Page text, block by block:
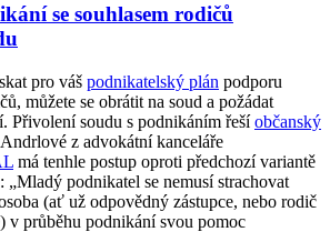
se souhlasem rodičů
pro váš podnikatelský plán podporu
můžete se obrátit na soud a požádat
Přivolení soudu s podnikáním řešíobčanský
z advokátní kanceláře
má tenhle postup oproti předchozí variantě
: „Mladý podnikatel se nemusí strachovat
(ať už odpovědný zástupce, nebo rodič
v průběhu podnikání svou pomoc